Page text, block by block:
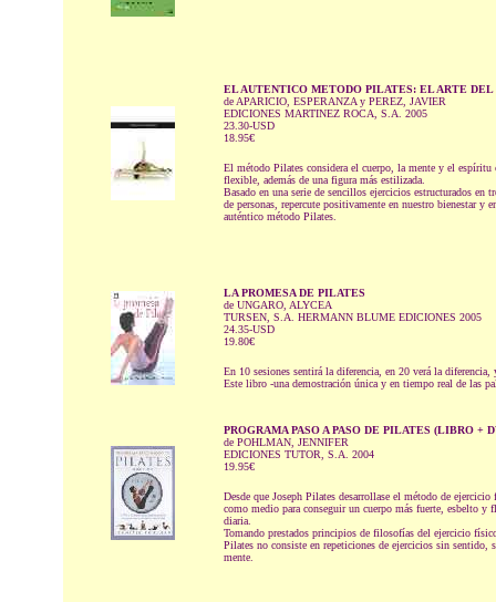
EL AUTENTICO METODO PILATES: EL ARTE DEL
de APARICIO, ESPERANZA y PEREZ, JAVIER
EDICIONES MARTINEZ ROCA, S.A. 2005
23.30-USD
18.95€
El método Pilates considera el cuerpo, la mente y el
flexible, además de una figura más estilizada.
Basado en una serie de sencillos ejercicios estructurados
de personas, repercute positivamente en nuestro bienestar y
auténtico método Pilates.
LA PROMESA DE PILATES
de UNGARO, ALYCEA
TURSEN, S.A. HERMANN BLUME EDICIONES 2005
24.35-USD
19.80€
En 10 sesiones sentirá la diferencia, en 20 verá la
Este libro -una demostración única y en tiempo real de las
PROGRAMA PASO A PASO DE PILATES (LIBRO +
de POHLMAN, JENNIFER
EDICIONES TUTOR, S.A. 2004
19.95€
Desde que Joseph Pilates desarrollase el método de
como medio para conseguir un cuerpo más fuerte, esbelto y
diaria.
Tomando prestados principios de filosofías del ejercicio
Pilates no consiste en repeticiones de ejercicios sin
mente.